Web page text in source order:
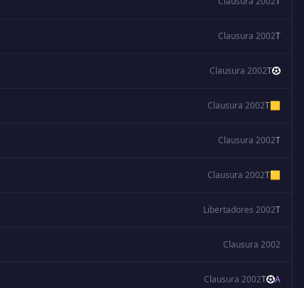
Clausura 2002T
Clausura 2002T
Clausura 2002T🟨
Clausura 2002T
Clausura 2002T🟨
Libertadores 2002T
Clausura 2002
Clausura 2002T A